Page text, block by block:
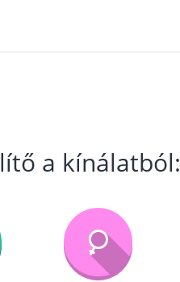
a kínálatból: